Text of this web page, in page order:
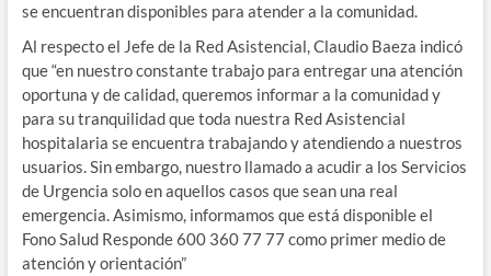
se encuentran disponibles para atender a la comunidad.
Al respecto el Jefe de la Red Asistencial, Claudio Baeza indicó
que “en nuestro constante trabajo para entregar una atención
oportuna y de calidad, queremos informar a la comunidad y
para su tranquilidad que toda nuestra Red Asistencial
hospitalaria se encuentra trabajando y atendiendo a nuestros
usuarios. Sin embargo, nuestro llamado a acudir a los Servicios
de Urgencia solo en aquellos casos que sean una real
emergencia. Asimismo, informamos que está disponible el
Fono Salud Responde 600 360 77 77 como primer medio de
atención y orientación”